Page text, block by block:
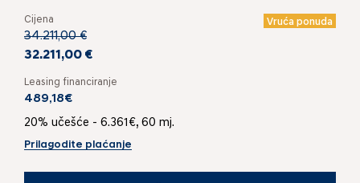
Cijena Vruća ponuda
34.211,00 €
32.211,00 €
Leasing financiranje
489,18€
20% učešće - 6.361€, 60 mj.
Prilagodite plaćanje